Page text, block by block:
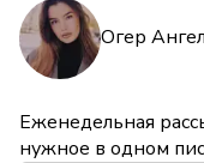
Огер
Еженедельная
нужное в одном